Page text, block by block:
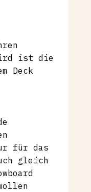
ist die
Deck
für das
gleich